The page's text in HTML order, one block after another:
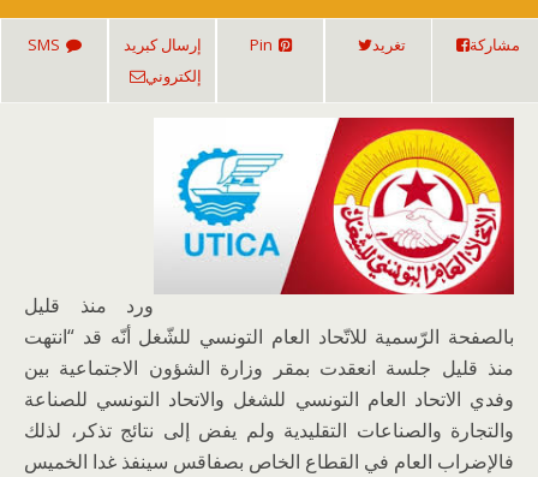
مشاركة تغريد Pin
إرسال كبريد
إلكتروني
SMS
ورد منذ قليل
بالصفحة الرّسمية للاتّحاد العام التونسي للشّغل أنّه قد “انتهت
منذ قليل جلسة انعقدت بمقر وزارة الشؤون الاجتماعية بين
وفدي الاتحاد العام التونسي للشغل والاتحاد التونسي للصناعة
والتجارة والصناعات التقليدية ولم يفض إلى نتائج تذكر، لذلك
فالإضراب العام في القطاع الخاص بصفاقس سينفذ غدا الخميس